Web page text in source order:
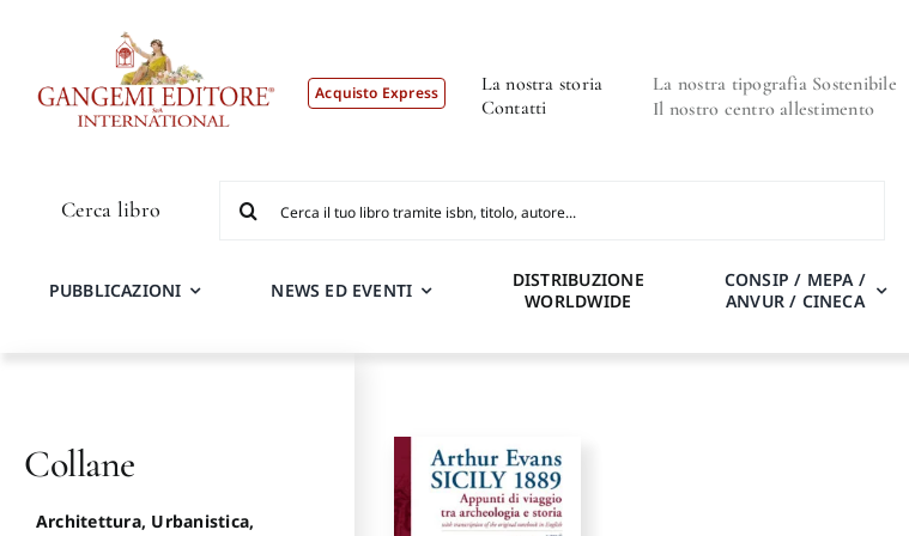
Acquisto Express
La nostra storia
Contatti
La nostra tipografia Sostenibile
Il nostro centro allestimento
Cerca libro
per:
PUBBLICAZIONI NEWS ED EVENTI
DISTRIBUZIONE
WORLDWIDE
CONSIP / MEPA /
ANVUR / CINECA
Collane
Architettura, Urbanistica,